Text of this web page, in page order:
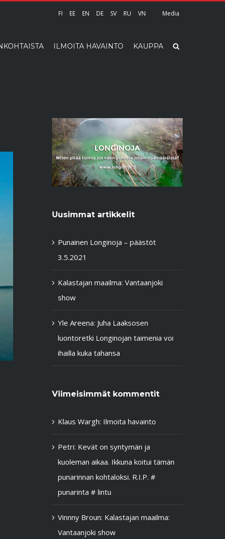
FI EE EN DE SV RU VN Media
ILMOITA HAVAINTO KAUPPA
Uusimmat artikkelit
Punainen Longinoja – päästöt
3.5.2021
Kalastajan maailma: Vantaanjoki
show
Yle Areena: Juha Laaksosen
luontoretki Longinojan taimenia voi
ihailla kuka tahansa
Viimeisimmät kommentit
Klaus Wargh: Ilmoita havainto
Petri: Kevät on syntymän ja
kuoleman aikaa. Ikkuna koitui tämän
punarinnan kohtaloksi. R.I.P. #
punarinta # lintu
Vinnny Broun: Kalastajan maailma:
Vantaanjoki show